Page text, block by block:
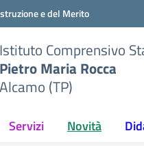
e del Merito
Istituto Comprensivo
Pietro Maria Rocca
Alcamo (TP)
Servizi Novità